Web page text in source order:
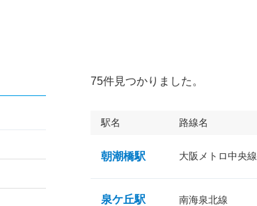
75件見つかりました。
駅名 路線名
朝潮橋駅 大阪メトロ中央線
泉ケ丘駅 南海泉北線